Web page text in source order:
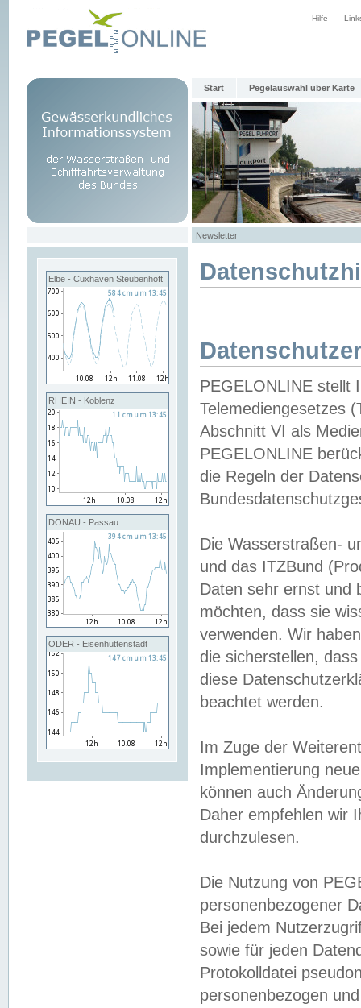
Hilfe
Start Pegelauswahl über Karte
Newsletter
Elbe - Cuxhaven Steubenhöft
RHEIN - Koblenz
DONAU - Passau
ODER - Eisenhüttenstadt
PEGELONLINE stellt
Telemediengesetzes
Abschnitt VI als
PEGELONLINE
die Regeln der
Die Wasserstraßen-
und das ITZBund
Daten sehr ernst und
möchten, dass sie
verwenden. Wir
die sicherstellen,
diese
beachtet werden.
Im Zuge der
Implementierung
können auch
Daher empfehlen wir
durchzulesen.
Die Nutzung von
personenbezogener
Bei jedem
sowie für jeden
Protokolldatei
personenbezogen